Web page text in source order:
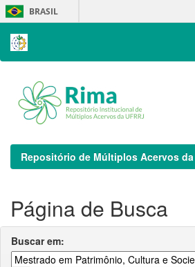
Skip
navigation
BRASIL
Repositório de Múltiplos Acervos da
Página de Busca
Buscar em: